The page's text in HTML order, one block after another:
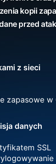
kopii
przed
z sieci
zapasowe w
danych
SSL